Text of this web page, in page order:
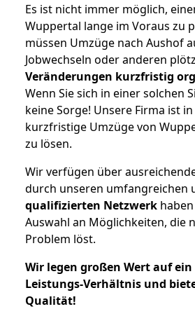
Es ist nicht immer möglich,
Wuppertal lange im Voraus zu
müssen Umzüge nach Aushof
Jobwechseln oder anderen
Veränderungen kurzfristig
Wenn Sie sich in einer solchen
keine Sorge! Unsere Firma ist
kurzfristige Umzüge von
zu lösen.
Wir verfügen über
durch unseren umfangreichen
qualifizierten Netzwerk
Auswahl an Möglichkeiten, die
Problem löst.
Wir legen großen Wert auf ein
Leistungs-Verhältnis und
Qualität!